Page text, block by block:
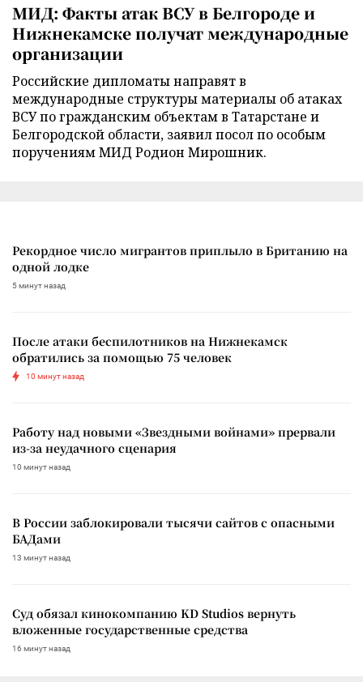
МИД: Факты атак ВСУ в Белгороде и
Нижнекамске получат международные
организации
Российские дипломаты направят в
международные структуры материалы об атаках
ВСУ по гражданским объектам в Татарстане и
Белгородской области, заявил посол по особым
поручениям МИД Родион Мирошник.
Рекордное число мигрантов приплыло в Британию на
одной лодке
5 минут назад
После атаки беспилотников на Нижнекамск
обратились за помощью 75 человек
10 минут назад
Работу над новыми «Звездными войнами» прервали
из-за неудачного сценария
10 минут назад
В России заблокировали тысячи сайтов с опасными
БАДами
13 минут назад
Суд обязал кинокомпанию KD Studios вернуть
вложенные государственные средства
16 минут назад